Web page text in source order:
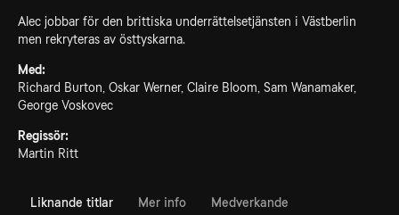
Alec jobbar för den brittiska underrättelsetjänsten i Västberlin
men rekryteras av östtyskarna.
Med:
Richard Burton, Oskar Werner, Claire Bloom, Sam Wanamaker,
George Voskovec
Regissör:
Martin Ritt
Liknande titlar Mer info Medverkande